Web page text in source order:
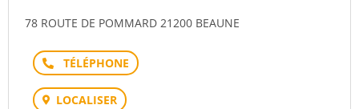
78 ROUTE DE POMMARD 21200 BEAUNE
Téléphone
LOCALISER